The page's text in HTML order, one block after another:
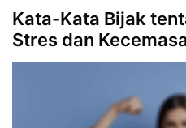
Kata-Kata Bijak
Stres dan